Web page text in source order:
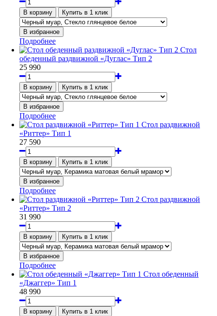
Подробнее
Стол
обеденный раздвижной «Дуглас» Тип 2
25 990
Подробнее
Стол раздвижной
«Риттер» Тип 1
27 590
Подробнее
Стол раздвижной
«Риттер» Тип 2
31 990
Подробнее
Стол обеденный
«Джаггер» Тип 1
48 990